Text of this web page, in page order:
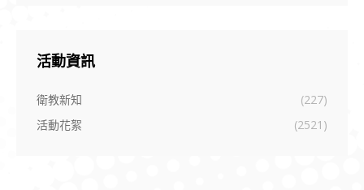
活動資訊
衛教新知
(227)
活動花絮
(2521)